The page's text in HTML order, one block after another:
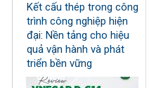
Kết cấu thép trong công
trình công nghiệp hiện
đại: Nền tảng cho hiệu
quả vận hành và phát
triển bền vững